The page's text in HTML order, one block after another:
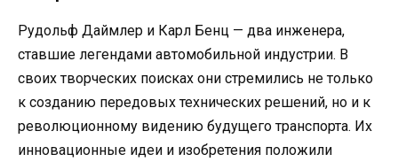
Рудольф Даймлер и Карл Бенц — два инженера,
ставшие легендами автомобильной индустрии. В
своих творческих поисках они стремились не только
к созданию передовых технических решений, но и к
революционному видению будущего транспорта. Их
инновационные идеи и изобретения положили